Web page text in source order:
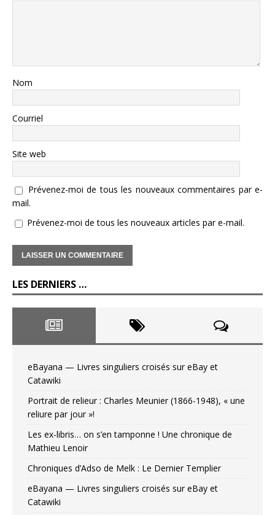
Nom
Courriel
Site web
Prévenez-moi de tous les nouveaux commentaires par e-
mail.
Prévenez-moi de tous les nouveaux articles par e-mail.
LES DERNIERS …
eBayana — Livres singuliers croisés sur eBay et
Catawiki
Portrait de relieur : Charles Meunier (1866-1948), « une
reliure par jour »!
Les ex-libris… on s’en tamponne ! Une chronique de
Mathieu Lenoir
Chroniques d’Adso de Melk : Le Dernier Templier
eBayana — Livres singuliers croisés sur eBay et
Catawiki